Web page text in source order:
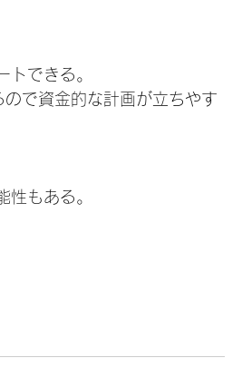
できる。
で資金的な計画が立ちやす
もある。